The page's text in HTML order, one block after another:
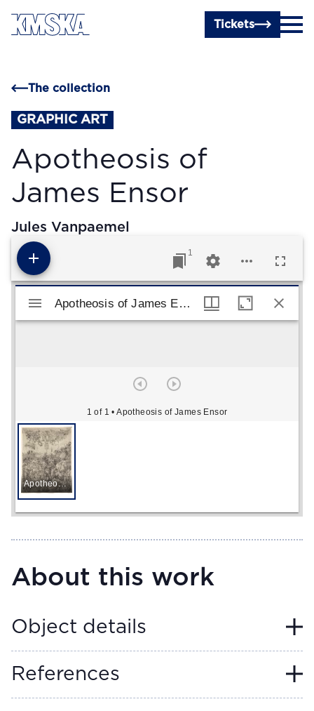
Skip to main content
Tickets
The collection
GRAPHIC ART
Apotheosis of
James Ensor
Jules Vanpaemel
1
Mirador viewer
Apotheosis of James Ensor
1 of 1 • Apotheosis of James Ensor
Apotheosis of James Ensor
Apotheosis of James Ensor
About this work
Object details
References